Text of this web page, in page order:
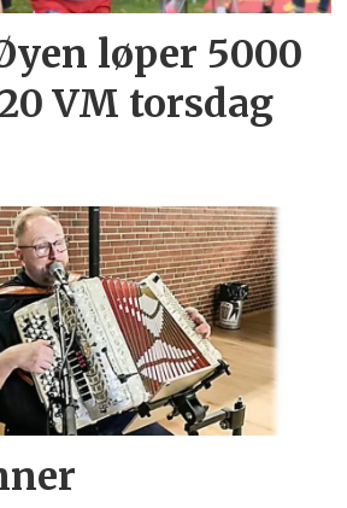
løper 5000
VM torsdag